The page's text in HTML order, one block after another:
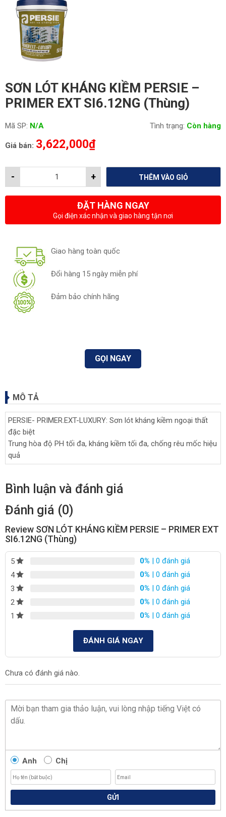
SƠN LÓT KHÁNG KIỀM PERSIE –
PRIMER EXT SI6.12NG (Thùng)
Mã SP: N/A Tình trạng: Còn hàng
Giá bán: 3,622,000₫
+
- THÊM VÀO GIỎ
ĐẶT HÀNG NGAY
Gọi điện xác nhận và giao hàng tận nơi
Giao hàng toàn quốc
Đổi hàng 15 ngày miễn phí
Đảm bảo chính hãng
GỌI NGAY
MÔ TẢ
PERSIE- PRIMER.EXT-LUXURY: Sơn lót kháng kiềm ngoại thất
đặc biệt
Trung hòa độ PH tối đa, kháng kiềm tối đa, chống rêu mốc hiệu
quả
Bình luận và đánh giá
Đánh giá (0)
Review SƠN LÓT KHÁNG KIỀM PERSIE – PRIMER EXT
SI6.12NG (Thùng)
5 0% | 0 đánh giá
4
0% | 0 đánh giá
3
0% | 0 đánh giá
2
0% | 0 đánh giá
1
0% | 0 đánh giá
ĐÁNH GIÁ NGAY
Chưa có đánh giá nào.
Anh Chị
GỬI